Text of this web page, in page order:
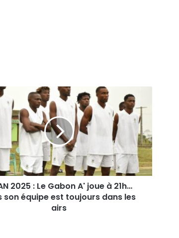
2025 : Le Gabon A' joue à 21h…
son équipe est toujours dans les
airs